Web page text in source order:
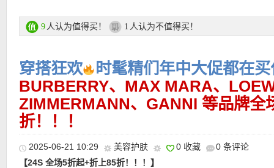
【MAX MARA Filato 腰带大衣 折上折仅1152欧！】这款Filato腰带
衣橱中经得起岁月考验的长期主义单品。甄选100% 驼毛制成，相
毛，驼毛更显细腻与高级，保暖性出众却依然轻盈透气，触感柔软
用常规版型与及膝长度剪裁，线条利落却不显拘谨，恰到好处地修
例。经典翻领搭配纽扣式门襟，构建出简洁而稳重的视觉轮廓，适
日常与正式场合。
购买直达链接在此
购买直达链接在此
• 支付方式： American Express, MasterCard, Visa, JCB,
Discover (only for USD currency), Paypal 和 支付宝。
———-私促单品推荐 ———–
【46折入手
一夜就能重回baby肌！LA MER/海蓝之谜 焕亮充盈
内含正装60ml奇迹面霜+正装精粹水！总价值828欧！私促直接7折
欧！！！】套装内含：
-The Pre-Care Lotion 100ml 价值135欧！精萃水就是水状精华，
了水凝胶传导科技，能打开肌肤吸收通道，精萃乳是微分子乳液，
更多 DIPTYQUE 全场7折活动直达链接在此
• 活动区限时全场7折优惠码： FIRST30最低消费200欧！亲测有效
9 人认为值得买！ 1 人认为不值得买！
穿搭狂欢
时髦精们年中大促都在
BURBERRY、MAX MARA、
ZIMMERMANN、GANNI 等品牌全
折！！！
2025-06-21 10:29 美容护肤 0 收藏
0 条评论
【24S 全场5折起+折上85折！！！】